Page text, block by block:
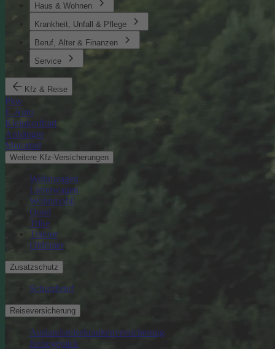
Haus & Wohnen
Krankheit, Unfall & Pflege
Beruf, Alter & Finanzen
Service
Kfz & Reise
Pkw
E-Auto
Kleinkraftrad
Anhänger
Motorrad
Weitere Kfz-Versicherungen
Wohnwagen
Lieferwagen
Wohnmobil
Quad
Trike
Traktor
Oldtimer
Zusatzschutz
Schutzbrief
Reiseversicherung
Auslandsreisekrankenversicherung
Reisegepäck